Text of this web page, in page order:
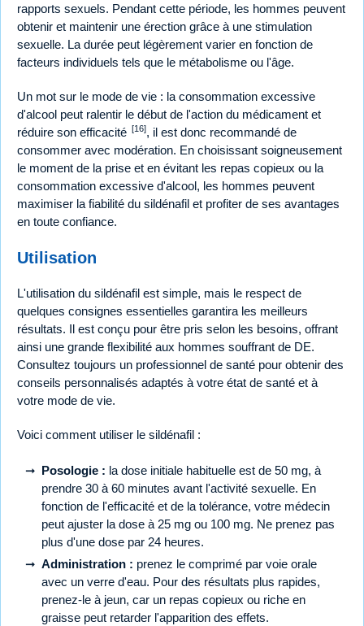
rapports sexuels. Pendant cette période, les hommes peuvent
obtenir et maintenir une érection grâce à une stimulation
sexuelle. La durée peut légèrement varier en fonction de
facteurs individuels tels que le métabolisme ou l'âge.
Un mot sur le mode de vie : la consommation excessive
d'alcool peut ralentir le début de l'action du médicament et
réduire son efficacité [16], il est donc recommandé de
consommer avec modération. En choisissant soigneusement
le moment de la prise et en évitant les repas copieux ou la
consommation excessive d'alcool, les hommes peuvent
maximiser la fiabilité du sildénafil et profiter de ses avantages
en toute confiance.
Utilisation
L'utilisation du sildénafil est simple, mais le respect de
quelques consignes essentielles garantira les meilleurs
résultats. Il est conçu pour être pris selon les besoins, offrant
ainsi une grande flexibilité aux hommes souffrant de DE.
Consultez toujours un professionnel de santé pour obtenir des
conseils personnalisés adaptés à votre état de santé et à
votre mode de vie.
Voici comment utiliser le sildénafil :
Posologie : la dose initiale habituelle est de 50 mg, à
prendre 30 à 60 minutes avant l'activité sexuelle. En
fonction de l'efficacité et de la tolérance, votre médecin
peut ajuster la dose à 25 mg ou 100 mg. Ne prenez pas
plus d'une dose par 24 heures.
Administration : prenez le comprimé par voie orale
avec un verre d'eau. Pour des résultats plus rapides,
prenez-le à jeun, car un repas copieux ou riche en
graisse peut retarder l'apparition des effets.